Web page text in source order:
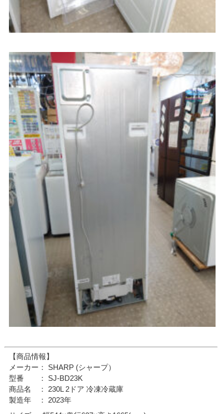
【商品情報】
メーカー： SHARP (シャープ）
型番 ： SJ-BD23K
商品名 ： 230L 2ドア 冷凍冷蔵庫
製造年 ： 2023年